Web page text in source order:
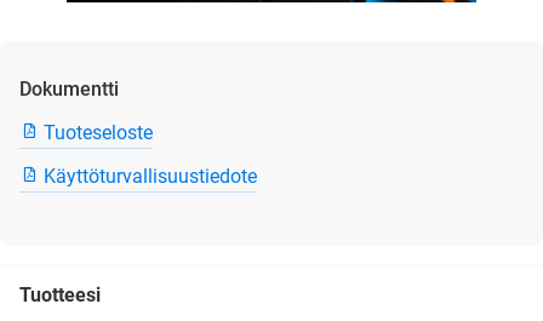
Dokumentti
Tuoteseloste
Käyttöturvallisuustiedote
Tuotteesi